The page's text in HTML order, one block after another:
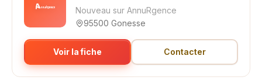
Nouveau sur AnnuRgence
95500 Gonesse
Voir la fiche Contacter